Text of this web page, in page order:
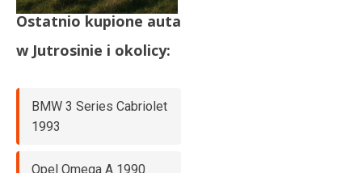
Ostatnio kupione auta
w Jutrosinie i okolicy:
BMW 3 Series Cabriolet
1993
Opel Omega A 1990